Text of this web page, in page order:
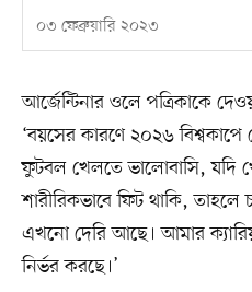
০৩ ফেব্রুয়ারি ২০২৩
আর্জেন্টিনার ওলে পত্রিকাকে
‘বয়সের কারণে ২০২৬
ফুটবল খেলতে ভালোবাসি, যদি
শারীরিকভাবে ফিট থাকি, তাহলে
এখনো দেরি আছে। আমার
নির্ভর করছে।’